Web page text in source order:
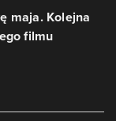
maja. Kolejna
filmu